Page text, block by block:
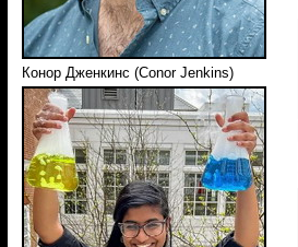
Конор Дженкинс (Conor Jenkins)